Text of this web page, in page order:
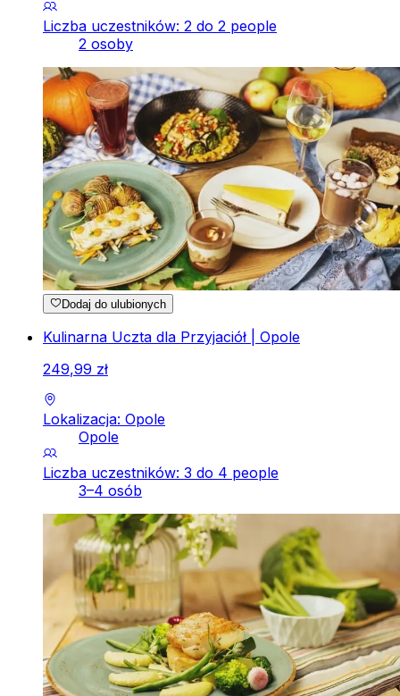
Liczba uczestników: 2 do 2 people
2 osoby
Dodaj do ulubionych
Kulinarna Uczta dla Przyjaciół | Opole
249,99 zł
Lokalizacja: Opole
Opole
Liczba uczestników: 3 do 4 people
3–4 osób